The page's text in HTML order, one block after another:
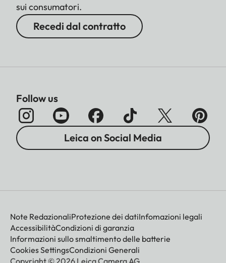
sui consumatori.
Recedi dal contratto
Follow us
Leica on Social Media
Note RedazionaliProtezione dei datiInfomazioni legali
AccessibilitàCondizioni di garanzia
Informazioni sullo smaltimento delle batterie
Cookies SettingsCondizioni Generali
Copyright © 2026 Leica Camera AG